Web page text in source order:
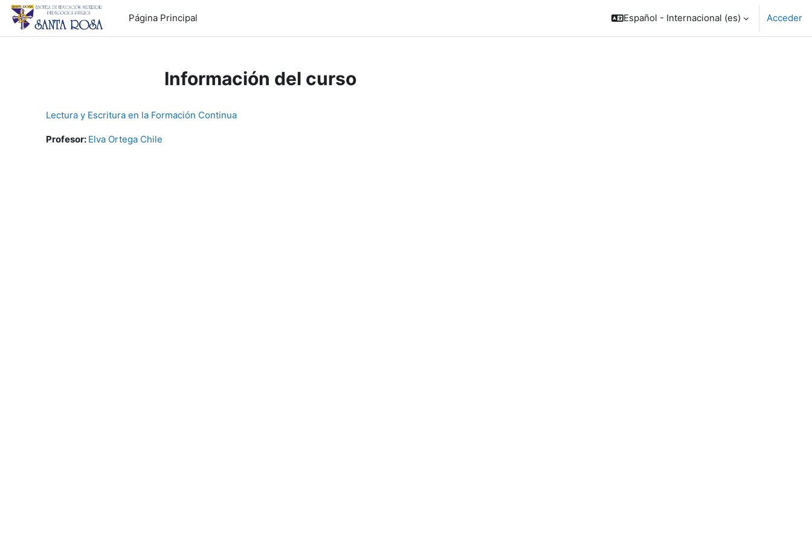
Salta al contenido principal
Página Principal
Español - Internacional ‎(es)‎ Acceder
Información del curso
Lectura y Escritura en la Formación Continua
Profesor: Elva Ortega Chile